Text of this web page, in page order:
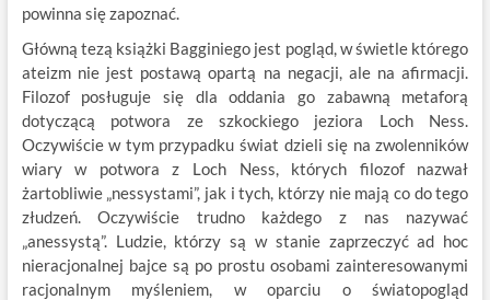
powinna się zapoznać.
Główną tezą książki Bagginiego jest pogląd, w świetle którego
ateizm nie jest postawą opartą na negacji, ale na afirmacji.
Filozof posługuje się dla oddania go zabawną metaforą
dotyczącą potwora ze szkockiego jeziora Loch Ness.
Oczywiście w tym przypadku świat dzieli się na zwolenników
wiary w potwora z Loch Ness, których filozof nazwał
żartobliwie „nessystami”, jak i tych, którzy nie mają co do tego
złudzeń. Oczywiście trudno każdego z nas nazywać
„anessystą”. Ludzie, którzy są w stanie zaprzeczyć ad hoc
nieracjonalnej bajce są po prostu osobami zainteresowanymi
racjonalnym myśleniem, w oparciu o światopogląd